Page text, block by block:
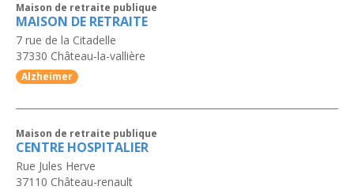
Maison de retraite publique
MAISON DE RETRAITE
7 rue de la Citadelle
37330 Château-la-vallière
Alzheimer
Maison de retraite publique
CENTRE HOSPITALIER
Rue Jules Herve
37110 Château-renault